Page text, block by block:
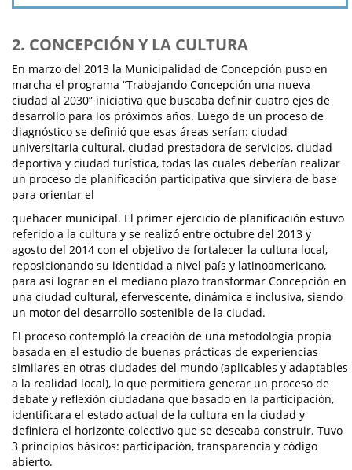
2. CONCEPCIÓN Y LA CULTURA
En marzo del 2013 la Municipalidad de Concepción puso en
marcha el programa “Trabajando Concepción una nueva
ciudad al 2030” iniciativa que buscaba definir cuatro ejes de
desarrollo para los próximos años. Luego de un proceso de
diagnóstico se definió que esas áreas serían: ciudad
universitaria cultural, ciudad prestadora de servicios, ciudad
deportiva y ciudad turística, todas las cuales deberían realizar
un proceso de planificación participativa que sirviera de base
para orientar el
quehacer municipal. El primer ejercicio de planificación estuvo
referido a la cultura y se realizó entre octubre del 2013 y
agosto del 2014 con el objetivo de fortalecer la cultura local,
reposicionando su identidad a nivel país y latinoamericano,
para así lograr en el mediano plazo transformar Concepción en
una ciudad cultural, efervescente, dinámica e inclusiva, siendo
un motor del desarrollo sostenible de la ciudad.
El proceso contempló la creación de una metodología propia
basada en el estudio de buenas prácticas de experiencias
similares en otras ciudades del mundo (aplicables y adaptables
a la realidad local), lo que permitiera generar un proceso de
debate y reflexión ciudadana que basado en la participación,
identificara el estado actual de la cultura en la ciudad y
definiera el horizonte colectivo que se deseaba construir. Tuvo
3 principios básicos: participación, transparencia y código
abierto.